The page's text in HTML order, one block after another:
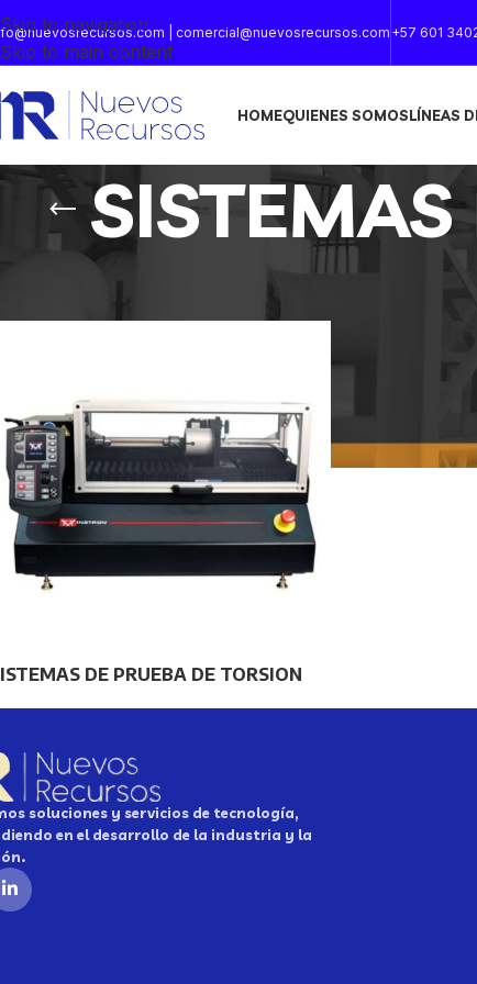
Skip to navigation
Skip to main content
| comercial@nuevosrecursos.com +57 601
HOMEQUIENES SOMOSLÍNEAS
DE PRUEBA DE TORSION
soluciones y servicios de tecnología,
en el desarrollo de la industria y la